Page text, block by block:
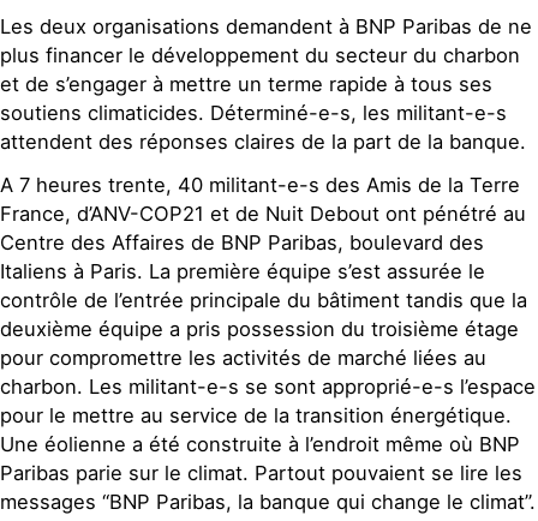
Les deux organisations demandent à BNP Paribas de ne
plus financer le développement du secteur du charbon
et de s’engager à mettre un terme rapide à tous ses
soutiens climaticides. Déterminé-e-s, les militant-e-s
attendent des réponses claires de la part de la banque.
A 7 heures trente, 40 militant-e-s des Amis de la Terre
France, d’ANV-COP21 et de Nuit Debout ont pénétré au
Centre des Affaires de BNP Paribas, boulevard des
Italiens à Paris. La première équipe s’est assurée le
contrôle de l’entrée principale du bâtiment tandis que la
deuxième équipe a pris possession du troisième étage
pour compromettre les activités de marché liées au
charbon. Les militant-e-s se sont approprié-e-s l’espace
pour le mettre au service de la transition énergétique.
Une éolienne a été construite à l’endroit même où BNP
Paribas parie sur le climat. Partout pouvaient se lire les
messages “BNP Paribas, la banque qui change le climat”.